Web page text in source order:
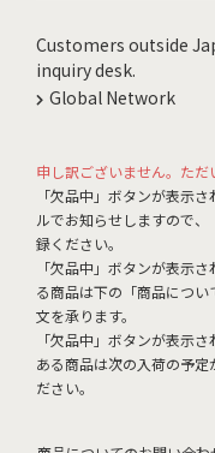
Customers outside
inquiry desk.
Global Network
申し訳ございません。ただ
「欠品中」ボタンが表示
ルでお知らせしますので
録ください。
「欠品中」ボタンが表示
る商品は下の「商品につ
文を承ります。
「欠品中」ボタンが表示
ある商品は次の入荷の予
ださい。